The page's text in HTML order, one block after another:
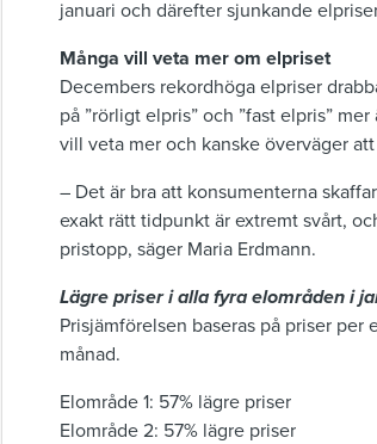
januari och därefter sjunkande
Många vill veta mer om elpriset
Decembers rekordhöga elpriser
på ”rörligt elpris” och ”fast elpris”
vill veta mer och kanske överväger
– Det är bra att konsumenterna
exakt rätt tidpunkt är extremt svårt,
pristopp, säger Maria Erdmann.
Lägre priser i alla fyra elområden i
Prisjämförelsen baseras på priser per
månad.
Elområde 1: 57% lägre priser
Elområde 2: 57% lägre priser